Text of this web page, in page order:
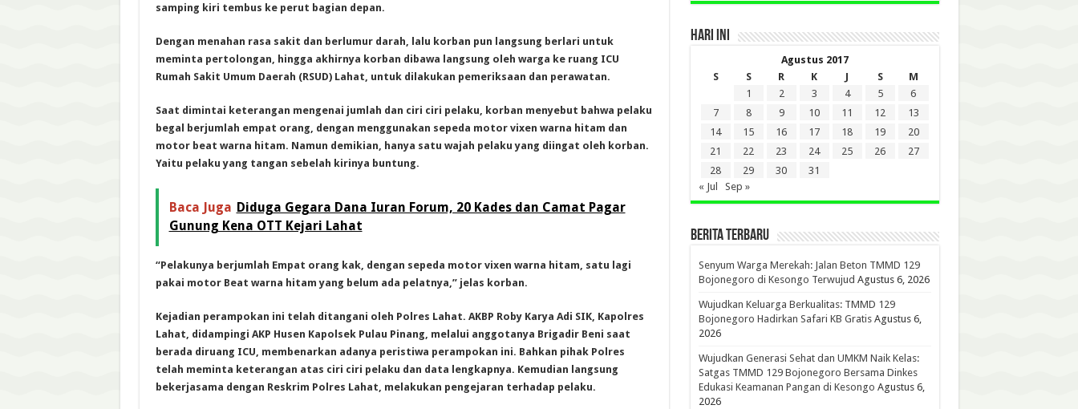
samping kiri tembus ke perut bagian depan.
Dengan menahan rasa sakit dan berlumur darah, lalu korban pun langsung berlari untuk
meminta pertolongan, hingga akhirnya korban dibawa langsung oleh warga ke ruang ICU
Rumah Sakit Umum Daerah (RSUD) Lahat, untuk dilakukan pemeriksaan dan perawatan.
Saat dimintai keterangan mengenai jumlah dan ciri ciri pelaku, korban menyebut bahwa pelaku
begal berjumlah empat orang, dengan menggunakan sepeda motor vixen warna hitam dan
motor beat warna hitam. Namun demikian, hanya satu wajah pelaku yang diingat oleh korban.
Yaitu pelaku yang tangan sebelah kirinya buntung.
Baca Juga Diduga Gegara Dana Iuran Forum, 20 Kades dan Camat Pagar
Gunung Kena OTT Kejari Lahat
“Pelakunya berjumlah Empat orang kak, dengan sepeda motor vixen warna hitam, satu lagi
pakai motor Beat warna hitam yang belum ada pelatnya,” jelas korban.
Kejadian perampokan ini telah ditangani oleh Polres Lahat. AKBP Roby Karya Adi SIK, Kapolres
Lahat, didampingi AKP Husen Kapolsek Pulau Pinang, melalui anggotanya Brigadir Beni saat
berada diruang ICU, membenarkan adanya peristiwa perampokan ini. Bahkan pihak Polres
telah meminta keterangan atas ciri ciri pelaku dan data lengkapnya. Kemudian langsung
bekerjasama dengan Reskrim Polres Lahat, melakukan pengejaran terhadap pelaku.
HARI INI
Agustus 2017
S
S R K J S
M
1
2 3 4 5
6
7
8 9 10 11 12
13
14
15 16 17 18 19
20
21
22 23 24 25 26
27
28
29 30
31
« Jul
Sep »
BERITA TERBARU
Senyum Warga Merekah: Jalan Beton TMMD 129
Bojonegoro di Kesongo Terwujud Agustus 6, 2026
Wujudkan Keluarga Berkualitas: TMMD 129
Bojonegoro Hadirkan Safari KB Gratis Agustus 6,
2026
Wujudkan Generasi Sehat dan UMKM Naik Kelas:
Satgas TMMD 129 Bojonegoro Bersama Dinkes
Edukasi Keamanan Pangan di Kesongo Agustus 6,
2026